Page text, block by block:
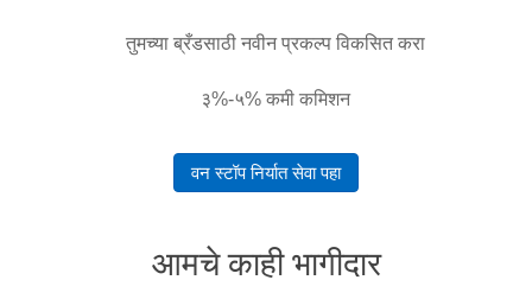
तुमच्या ब्रँडसाठी नवीन प्रकल्प विकसित करा
३%-५% कमी कमिशन
वन स्टॉप निर्यात सेवा पहा
आमचे काही भागीदार